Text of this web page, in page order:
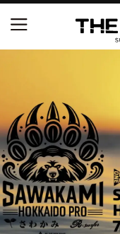
NSAと茅ヶ崎
ックとの豪華
S.ONE ショー
橋みなと）
ニュ